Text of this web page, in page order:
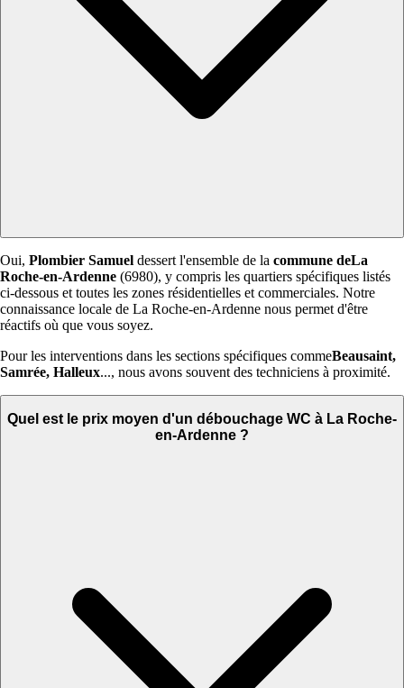
Oui, Plombier Samuel dessert l'ensemble de la commune deLa
Roche-en-Ardenne (6980), y compris les quartiers spécifiques listés
ci-dessous et toutes les zones résidentielles et commerciales. Notre
connaissance locale de La Roche-en-Ardenne nous permet d'être
réactifs où que vous soyez.
Pour les interventions dans les sections spécifiques commeBeausaint,
Samrée, Halleux..., nous avons souvent des techniciens à proximité.
Quel est le prix moyen d'un débouchage WC à La Roche-
en-Ardenne ?